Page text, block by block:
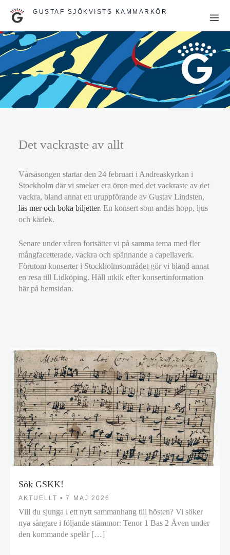
GUSTAF SJÖKVISTS KAMMARKÖR
Det vackraste av allt
Vårsäsongen startar den 24 februari i Andreaskyrkan i
Stockholm där vi smeker era öron med det vackraste av det
vackra, bland annat ett uruppförande av Gustav Lindsten,
läs mer och boka biljetter. En konsert som andas hopp, ljus
och kärlek.
Senare under våren fortsätter vi på samma tema med fler
mångfacetterade, vackra och spännande a capellaverk.
Förutom konserter i Stockholmsområdet gör vi bland annat
en resa till Lidköping. Håll utkik efter konsertinformation
här på hemsidan.
Sök GSKK!
AKTUELLT • 7 MAJ 2026
Vill du sjunga i ett nytt sammanhang till hösten? Vi söker
nya sångare i följande stämmor: Tenor 1 Bas 2 Även under
den kommande spelår […]